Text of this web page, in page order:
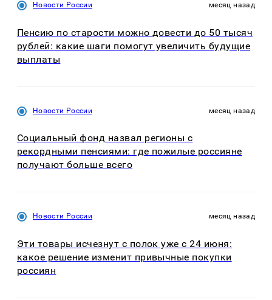
Новости России месяц назад
Пенсию по старости можно довести до 50 тысяч
рублей: какие шаги помогут увеличить будущие
выплаты
Новости России месяц назад
Социальный фонд назвал регионы с
рекордными пенсиями: где пожилые россияне
получают больше всего
Новости России месяц назад
Эти товары исчезнут с полок уже с 24 июня:
какое решение изменит привычные покупки
россиян